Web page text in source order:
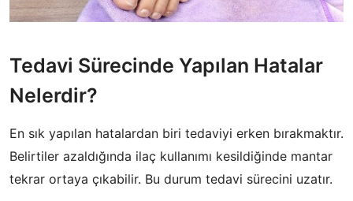
Tedavi Sürecinde Yapılan Hatalar
Nelerdir?
En sık yapılan hatalardan biri tedaviyi erken bırakmaktır.
Belirtiler azaldığında ilaç kullanımı kesildiğinde mantar
tekrar ortaya çıkabilir. Bu durum tedavi sürecini uzatır.